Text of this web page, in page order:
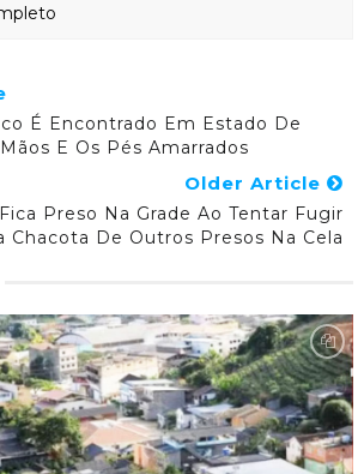
É Encontrado Em Estado De
E Os Pés Amarrados
Older Article
Preso Na Grade Ao Tentar Fugir
Chacota De Outros Presos Na Cela